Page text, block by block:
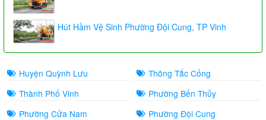
Hút Hầm Vệ Sinh Phường Đội Cung, TP Vinh
Huyện Quỳnh Lưu
Thông Tắc Cống
Thành Phố Vinh
Phường Bến Thủy
Phường Cửa Nam
Phường Đội Cung